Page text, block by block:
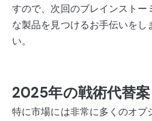
すので、次回のブレインストー
な製品を見つけるお手伝いをし
い。
2025年の戦術代替
特に市場には非常に多くのオプ